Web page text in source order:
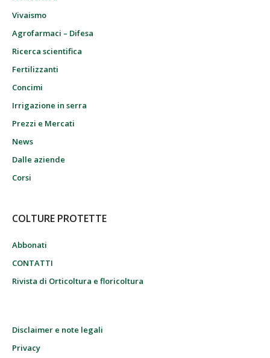
Vivaismo
Agrofarmaci – Difesa
Ricerca scientifica
Fertilizzanti
Concimi
Irrigazione in serra
Prezzi e Mercati
News
Dalle aziende
Corsi
COLTURE PROTETTE
Abbonati
CONTATTI
Rivista di Orticoltura e floricoltura
Disclaimer e note legali
Privacy